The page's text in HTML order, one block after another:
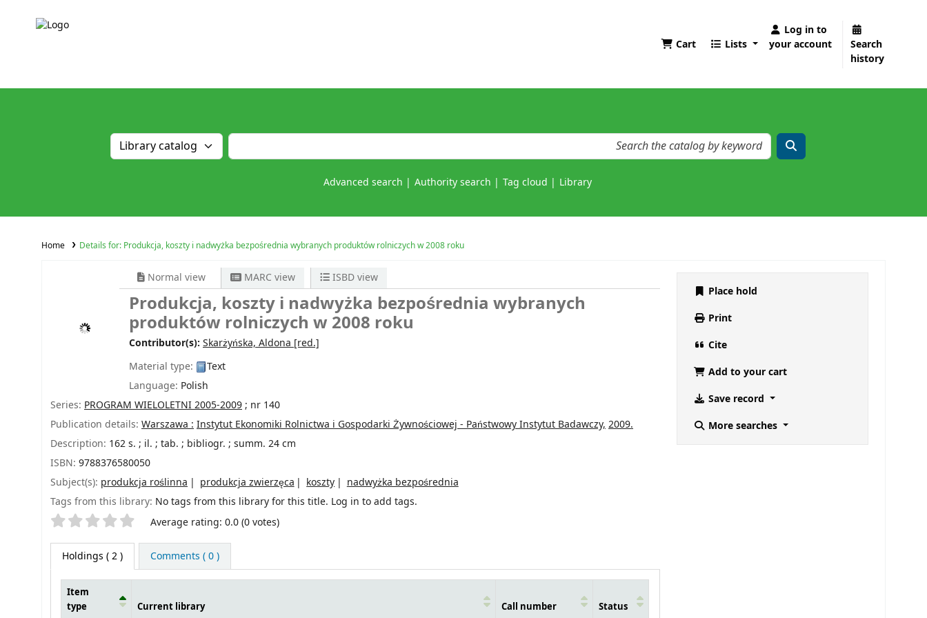
Cart Lists
Log in to
your account
Search
history
Advanced search Authority search Tag cloud Library
Home Details for: Produkcja, koszty i nadwyżka bezpośrednia wybranych produktów rolniczych w 2008 roku
Normal view MARC view ISBD view
Produkcja, koszty i nadwyżka bezpośrednia wybranych
produktów rolniczych w 2008 roku
Contributor(s): Skarżyńska, Aldona [red.]
Material type:
Text
Language: Polish
Series: PROGRAM WIELOLETNI 2005-2009; nr 140
Publication details: Warszawa : Instytut Ekonomiki Rolnictwa i Gospodarki Żywnościowej - Państwowy Instytut Badawczy, 2009.
Description: 162 s. ; il. ; tab. ; bibliogr. ; summ. 24 cm
ISBN: 9788376580050
Subject(s): produkcja roślinna produkcja zwierzęca koszty
nadwyżka bezpośrednia
Tags from this library: No tags from this library for this title. Log in to add tags.
Star ratings Average rating: 0.0 (0 votes)
Holdings ( 2 ) Comments ( 0 )
Item
type
Current library Call number Status
Place hold
Print
Cite
Add to your cart
Save record
More searches